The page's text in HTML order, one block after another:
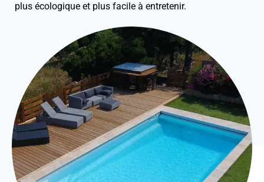
plus écologique et plus facile à entretenir.